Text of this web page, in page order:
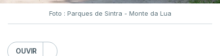
Foto : Parques de Sintra - Monte da Lua
OUVIR